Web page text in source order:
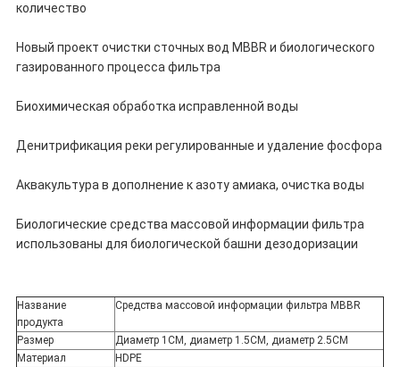
количество
Новый проект очистки сточных вод MBBR и биологического
газированного процесса фильтра
Биохимическая обработка исправленной воды
Денитрификация реки регулированные и удаление фосфора
Аквакультура в дополнение к азоту амиака, очистка воды
Биологические средства массовой информации фильтра
использованы для биологической башни дезодоризации
Название
продукта
Средства массовой информации фильтра MBBR
Размер
Диаметр 1CM, диаметр 1.5CM, диаметр 2.5CM
Материал
HDPE